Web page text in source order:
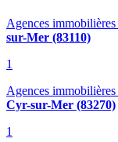
Agences
sur-Mer (83110)
1
Agences
Cyr-sur-Mer (83270)
1